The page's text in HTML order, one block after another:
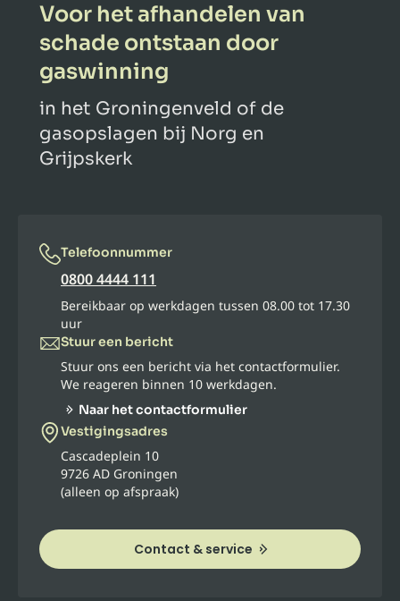
Voor het afhandelen van
schade ontstaan door
gaswinning
in het Groningenveld of de
gasopslagen bij Norg en
Grijpskerk
Telefoonnummer
0800 4444 111
Bereikbaar op werkdagen tussen 08.00 tot 17.30
uur
Stuur een bericht
Stuur ons een bericht via het contactformulier.
We reageren binnen 10 werkdagen.
Naar het contactformulier
Vestigingsadres
Cascadeplein 10
9726 AD Groningen
(alleen op afspraak)
Contact & service